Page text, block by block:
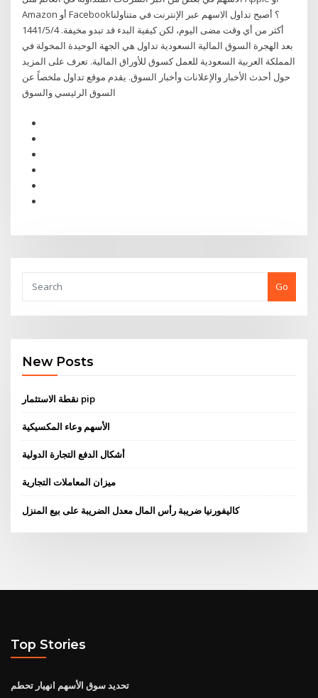
Amazon أو Facebook؟ أصبح تداول الاسهم عبر الإنترنت في متناولنا
أكثر من أي وقت مضى اليوم، لكن كيفية البدء قد تبدو مخيفة. 4‏‏/5‏‏/1441
بعد الهجرة السوق المالية السعودية تداول هي الجهة الوحيدة المخولة في
المملكة العربية السعودية للعمل كسوق للأوراق المالية. تعرف على المزيد
حول أحدث الأخبار والإعلانات وأخبار السوق. يقدم موقع تداول ملخصاً عن
السوق الرئيسي والسوق
Go
New Posts
نقطة الاستثمار pip
الأسهم وعاء المكسيكية
أشكال الدفع التجارة الدولية
ميزان المعاملات التجارية
كاليفورنيا ضريبة رأس المال معدل الضريبة على بيع المنزل
Top Stories
تحديد سوق الأسهم انهيار تحطم